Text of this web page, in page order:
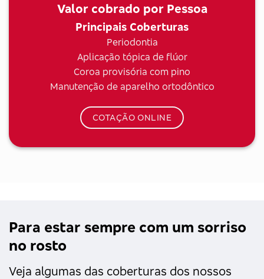
Valor cobrado por Pessoa
Principais Coberturas
Periodontia
Aplicação tópica de flúor
Coroa provisória com pino
Manutenção de aparelho ortodôntico
COTAÇÃO ONLINE
Para estar sempre com um sorriso
no rosto
Veja algumas das coberturas dos nossos